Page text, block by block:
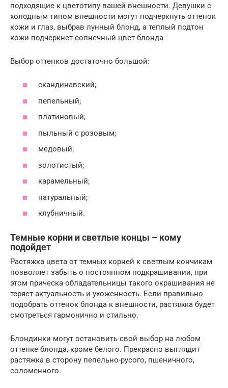
подходящие к цветотипу вашей внешности. Девушки с
холодным типом внешности могут подчеркнуть оттенок
кожи и глаз, выбрав лунный блонд, а теплый подтон
кожи подчеркнет солнечный цвет блонда
Выбор оттенков достаточно большой:
скандинавский;
пепельный;
платиновый;
пыльный с розовым;
медовый;
золотистый;
карамельный;
натуральный;
клубничный.
Темные корни и светлые концы – кому
подойдет
Растяжка цвета от темных корней к светлым кончикам
позволяет забыть о постоянном подкрашивании, при
этом прическа обладательницы такого окрашивания не
теряет актуальность и ухоженность. Если правильно
подобрать оттенок блонда к внешности, растяжка будет
смотреться гармонично и стильно.
Блондинки могут остановить свой выбор на любом
оттенке блонда, кроме белого. Прекрасно выглядит
растяжка в сторону пепельно-русого, пшеничного,
соломенного.